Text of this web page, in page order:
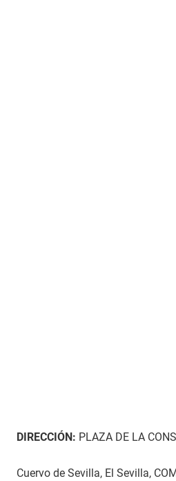
DIRECCIÓN: PLAZA DE LA
Cuervo de Sevilla, El Sevilla,